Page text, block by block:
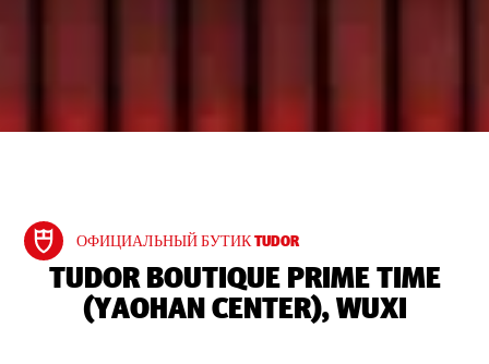
ОФИЦИАЛЬНЫЙ БУТИК TUDOR
‭TUDOR BOUTIQUE PRIME TIME
(YAOHAN CENTER), WUXI‬